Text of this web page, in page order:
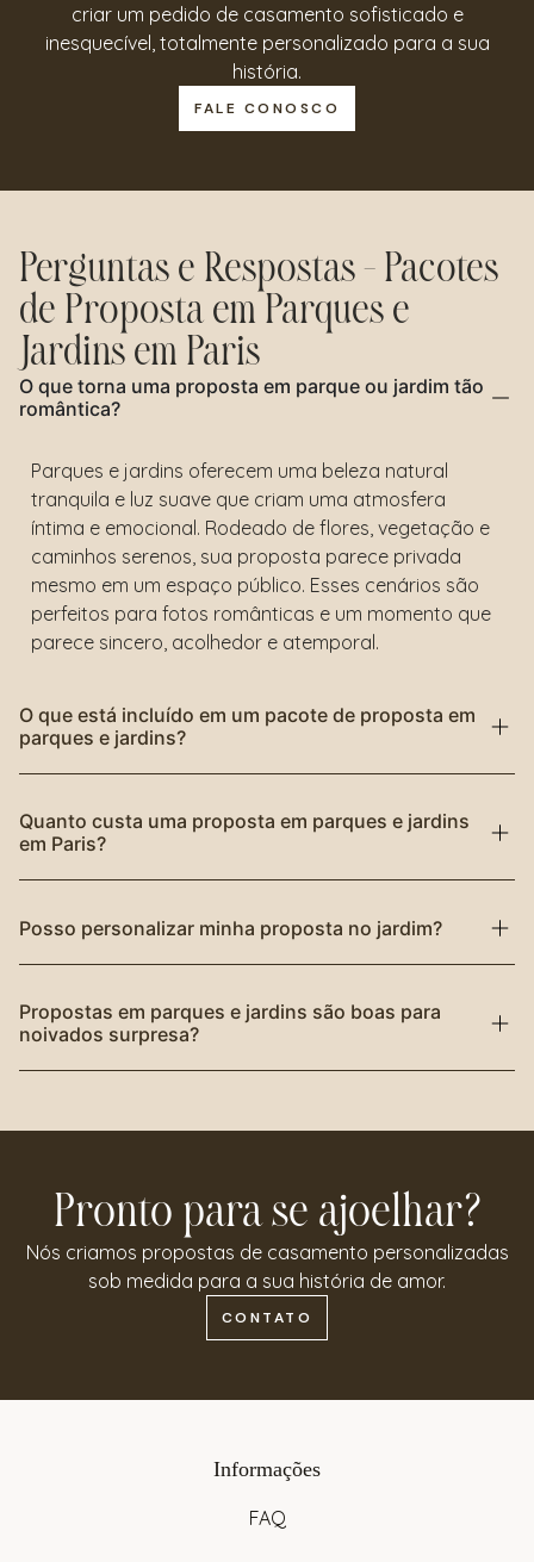
criar um pedido de casamento sofisticado e
inesquecível, totalmente personalizado para a sua
história.
FALE CONOSCO
Perguntas e Respostas – Pacotes
de Proposta em Parques e
Jardins em Paris
O que torna uma proposta em parque ou jardim tão
romântica?
Parques e jardins oferecem uma beleza natural
tranquila e luz suave que criam uma atmosfera
íntima e emocional. Rodeado de flores, vegetação e
caminhos serenos, sua proposta parece privada
mesmo em um espaço público. Esses cenários são
perfeitos para fotos românticas e um momento que
parece sincero, acolhedor e atemporal.
O que está incluído em um pacote de proposta em
parques e jardins?
Quanto custa uma proposta em parques e jardins
em Paris?
Posso personalizar minha proposta no jardim?
Propostas em parques e jardins são boas para
noivados surpresa?
Pronto para se ajoelhar?
Nós criamos propostas de casamento personalizadas
sob medida para a sua história de amor.
CONTATO
Informações
FAQ